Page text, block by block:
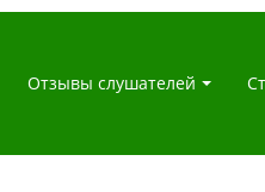
Отзывы слушателей